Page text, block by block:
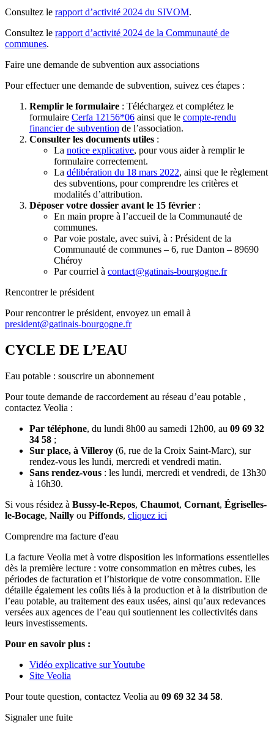
Consultez le rapport d’activité 2024 du SIVOM.
Consultez le rapport d’activité 2024 de la Communauté de
communes.
Faire une demande de subvention aux associations
Pour effectuer une demande de subvention, suivez ces étapes :
Remplir le formulaire : Téléchargez et complétez le
formulaire Cerfa 12156*06 ainsi que le compte-rendu
financier de subvention de l’association.
Consulter les documents utiles :
La notice explicative, pour vous aider à remplir le
formulaire correctement.
La délibération du 18 mars 2022, ainsi que le règlement
des subventions, pour comprendre les critères et
modalités d’attribution.
Déposer votre dossier avant le 15 février :
En main propre à l’accueil de la Communauté de
communes.
Par voie postale, avec suivi, à : Président de la
Communauté de communes – 6, rue Danton – 89690
Chéroy
Par courriel à contact@gatinais-bourgogne.fr
Rencontrer le président
Pour rencontrer le président, envoyez un email à
president@gatinais-bourgogne.fr
CYCLE DE L’EAU
Eau potable : souscrire un abonnement
Pour toute demande de raccordement au réseau d’eau potable ,
contactez Veolia :
Par téléphone, du lundi 8h00 au samedi 12h00, au 09 69 32
34 58 ;
Sur place, à Villeroy (6, rue de la Croix Saint-Marc), sur
rendez-vous les lundi, mercredi et vendredi matin.
Sans rendez-vous : les lundi, mercredi et vendredi, de 13h30
à 16h30.
Si vous résidez à Bussy-le-Repos, Chaumot, Cornant, Égriselles-
le-Bocage, Nailly ou Piffonds, cliquez ici
Comprendre ma facture d'eau
La facture Veolia met à votre disposition les informations essentielles
dès la première lecture : votre consommation en mètres cubes, les
périodes de facturation et l’historique de votre consommation. Elle
détaille également les coûts liés à la production et à la distribution de
l’eau potable, au traitement des eaux usées, ainsi qu’aux redevances
versées aux agences de l’eau qui soutiennent les collectivités dans
leurs investissements.
Pour en savoir plus :
Vidéo explicative sur Youtube
Site Veolia
Pour toute question, contactez Veolia au 09 69 32 34 58.
Signaler une fuite